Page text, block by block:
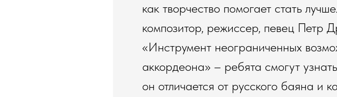
как творчество помогает стать
композитор, режиссер, певец Петр
«Инструмент неограниченных
аккордеона» – ребята смогут
он отличается от русского баяна и